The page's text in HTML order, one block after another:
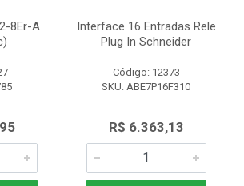
8Er-A
Interface 16 Entradas Rele
Plug In Schneider
Código: 12373
SKU: ABE7P16F310
R$ 6.363,13